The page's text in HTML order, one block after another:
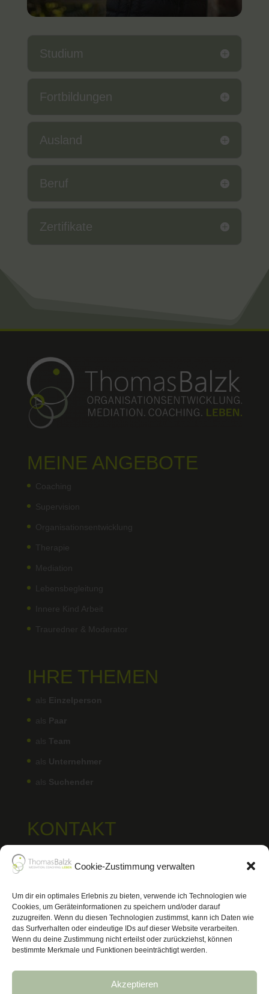
Cookie-Zustimmung verwalten
Um dir ein optimales Erlebnis zu bieten, verwende ich Technologien wie
Cookies, um Geräteinformationen zu speichern und/oder darauf
zuzugreifen. Wenn du diesen Technologien zustimmst, kann ich Daten wie
das Surfverhalten oder eindeutige IDs auf dieser Website verarbeiten.
Wenn du deine Zustimmung nicht erteilst oder zurückziehst, können
bestimmte Merkmale und Funktionen beeinträchtigt werden.
Akzeptieren
Studium
Fortbildungen
Ausland
Beruf
Zertifikate
MEINE ANGEBOTE
Coaching
Supervision
Organisationsentwicklung
Therapie
Mediation
Lebensbegleitung
Innere Kind Arbeit
Trauredner & Moderator
IHRE THEMEN
als Einzelperson
als Paar
als Team
als Unternehmer
als Suchender
KONTAKT
0176 848 744 78
56072 Koblenz